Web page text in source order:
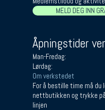
MELD DEG INN
Åpningstider
Man-Fredag:
Lørdag:
Om verkstedet
For å bestille time må du
nettbutikken og trykke
linjen